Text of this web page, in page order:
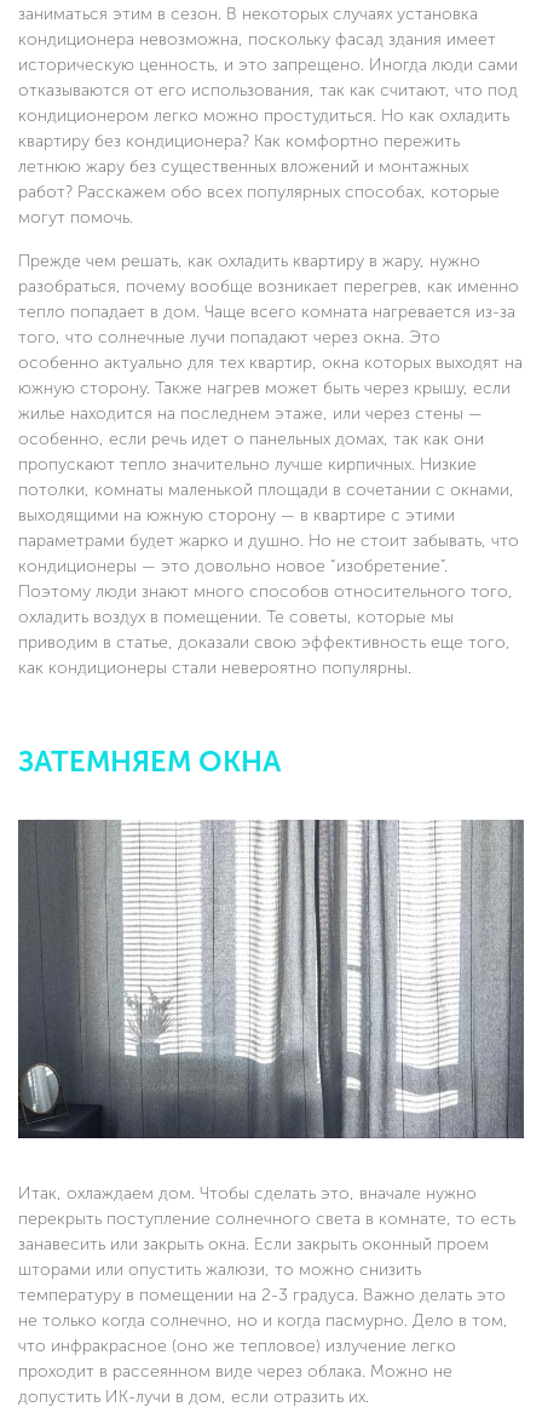
заниматься этим в сезон. В некоторых случаях установка
кондиционера невозможна, поскольку фасад здания имеет
историческую ценность, и это запрещено. Иногда люди сами
отказываются от его использования, так как считают, что под
кондиционером легко можно простудиться. Но как охладить
квартиру без кондиционера? Как комфортно пережить
летнюю жару без существенных вложений и монтажных
работ? Расскажем обо всех популярных способах, которые
могут помочь.
Прежде чем решать, как охладить квартиру в жару, нужно
разобраться, почему вообще возникает перегрев, как именно
тепло попадает в дом. Чаще всего комната нагревается из-за
того, что солнечные лучи попадают через окна. Это
особенно актуально для тех квартир, окна которых выходят на
южную сторону. Также нагрев может быть через крышу, если
жилье находится на последнем этаже, или через стены —
особенно, если речь идет о панельных домах, так как они
пропускают тепло значительно лучше кирпичных. Низкие
потолки, комнаты маленькой площади в сочетании с окнами,
выходящими на южную сторону — в квартире с этими
параметрами будет жарко и душно. Но не стоит забывать, что
кондиционеры — это довольно новое “изобретение”.
Поэтому люди знают много способов относительного того,
охладить воздух в помещении. Те советы, которые мы
приводим в статье, доказали свою эффективность еще того,
как кондиционеры стали невероятно популярны.
ЗАТЕМНЯЕМ ОКНА
Итак, охлаждаем дом. Чтобы сделать это, вначале нужно
перекрыть поступление солнечного света в комнате, то есть
занавесить или закрыть окна. Если закрыть оконный проем
шторами или опустить жалюзи, то можно снизить
температуру в помещении на 2-3 градуса. Важно делать это
не только когда солнечно, но и когда пасмурно. Дело в том,
что инфракрасное (оно же тепловое) излучение легко
проходит в рассеянном виде через облака. Можно не
допустить ИК-лучи в дом, если отразить их.